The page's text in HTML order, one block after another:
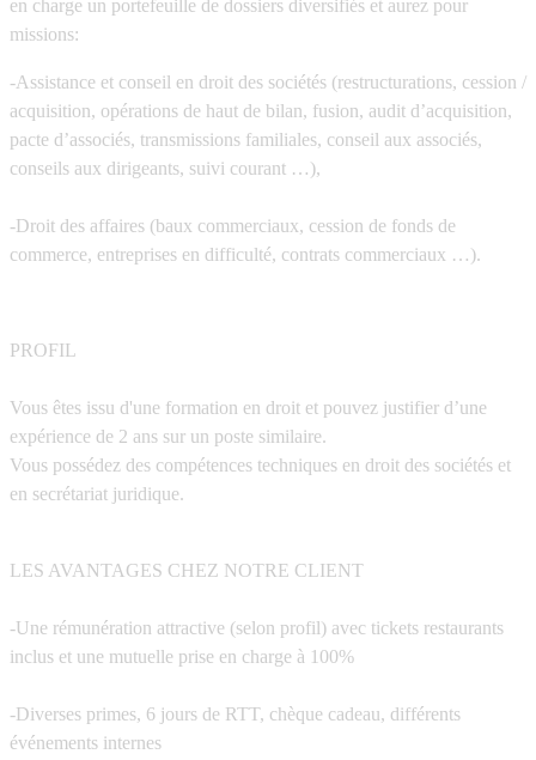
en charge un portefeuille de dossiers diversifiés et aurez pour
missions:
-Assistance et conseil en droit des sociétés (restructurations, cession /
acquisition, opérations de haut de bilan, fusion, audit d’acquisition,
pacte d’associés, transmissions familiales, conseil aux associés,
conseils aux dirigeants, suivi courant …),
-Droit des affaires (baux commerciaux, cession de fonds de
commerce, entreprises en difficulté, contrats commerciaux …).
PROFIL
Vous êtes issu d'une formation en droit et pouvez justifier d’une
expérience de 2 ans sur un poste similaire.
Vous possédez des compétences techniques en droit des sociétés et
en secrétariat juridique.
LES AVANTAGES CHEZ NOTRE CLIENT
-Une rémunération attractive (selon profil) avec tickets restaurants
inclus et une mutuelle prise en charge à 100%
-Diverses primes, 6 jours de RTT, chèque cadeau, différents
événements internes